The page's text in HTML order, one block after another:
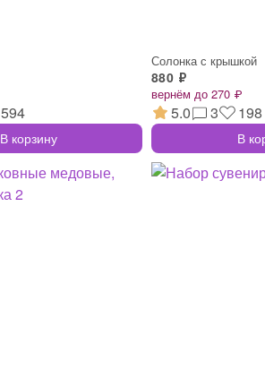
594
В корзину
Солонка с крышкой
880 ₽
вернём до 270 ₽
5.0 3 198
В